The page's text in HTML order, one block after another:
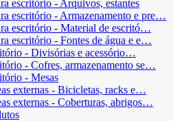
escritório - Arquivos, estantes
escritório - Armazenamento e pre…
escritório - Material de escritó…
escritório - Fontes de água e e…
- Divisórias e acessório…
- Cofres, armazenamento se…
- Mesas
externas - Bicicletas, racks e…
externas - Coberturas, abrigos…